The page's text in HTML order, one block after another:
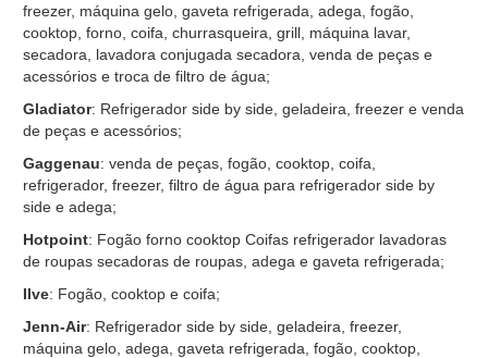
freezer, máquina gelo, gaveta refrigerada, adega, fogão,
cooktop, forno, coifa, churrasqueira, grill, máquina lavar,
secadora, lavadora conjugada secadora, venda de peças e
acessórios e troca de filtro de água;
Gladiator: Refrigerador side by side, geladeira, freezer e venda
de peças e acessórios;
Gaggenau: venda de peças, fogão, cooktop, coifa,
refrigerador, freezer, filtro de água para refrigerador side by
side e adega;
Hotpoint: Fogão forno cooktop Coifas refrigerador lavadoras
de roupas secadoras de roupas, adega e gaveta refrigerada;
Ilve: Fogão, cooktop e coifa;
Jenn-Air: Refrigerador side by side, geladeira, freezer,
máquina gelo, adega, gaveta refrigerada, fogão, cooktop,